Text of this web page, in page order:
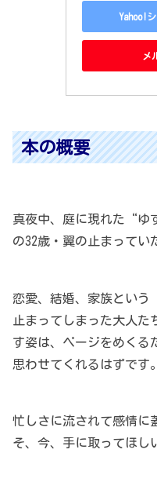
Yahoo!
メ
本の概要
真夜中、庭に現れた“ゆ
の32歳・翼の止まってい
恋愛、結婚、家族という
止まってしまった大人た
す姿は、ページをめくる
思わせてくれるはずです。
忙しさに流されて感情に
そ、今、手に取ってほし